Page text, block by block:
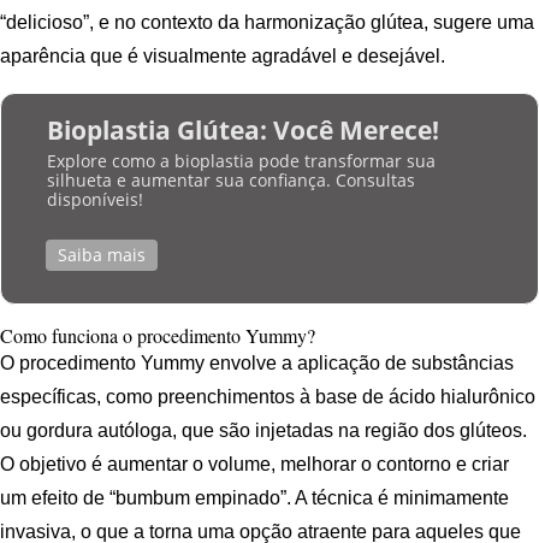
“delicioso”, e no contexto da harmonização glútea, sugere uma
aparência que é visualmente agradável e desejável.
Bioplastia Glútea: Você Merece!
Explore como a bioplastia pode transformar sua
silhueta e aumentar sua confiança. Consultas
disponíveis!
Saiba mais
Como funciona o procedimento Yummy?
O procedimento Yummy envolve a aplicação de substâncias
específicas, como preenchimentos à base de ácido hialurônico
ou gordura autóloga, que são injetadas na região dos glúteos.
O objetivo é aumentar o volume, melhorar o contorno e criar
um efeito de “bumbum empinado”. A técnica é minimamente
invasiva, o que a torna uma opção atraente para aqueles que